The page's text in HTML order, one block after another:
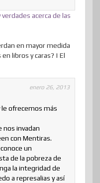
acerca de las
en mayor medida
libros y caras? | El
enero 26, 2013
le ofrecemos más
nos invadan
con Mentiras.
un
de la pobreza de
la integridad de
a represalias y así